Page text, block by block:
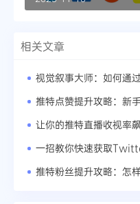
相关文章
视觉叙事大师：如何通
推特点赞提升攻略：新
让你的推特直播收视率
一招教你快速获取
推特粉丝提升攻略：怎